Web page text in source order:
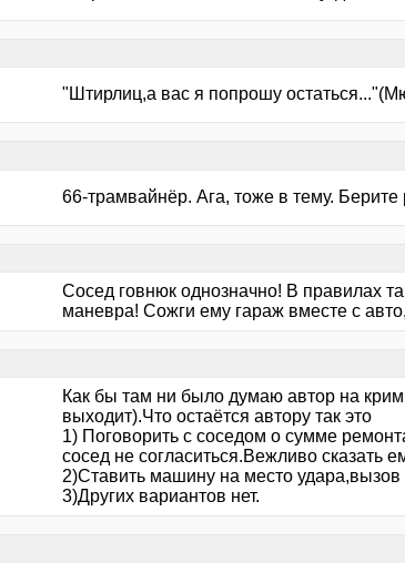
"Штирлиц,а вас я попрошу
66-трамвайнёр. Ага, тоже в тему. Берите
Сосед говнюк однозначно! В правилах
маневра! Сожги ему гараж вместе с
Как бы там ни было думаю автор на
выходит).Что остаётся автору так это
1) Поговорить с соседом о сумме
сосед не согласиться.Вежливо сказать
2)Ставить машину на место
3)Других вариантов нет.